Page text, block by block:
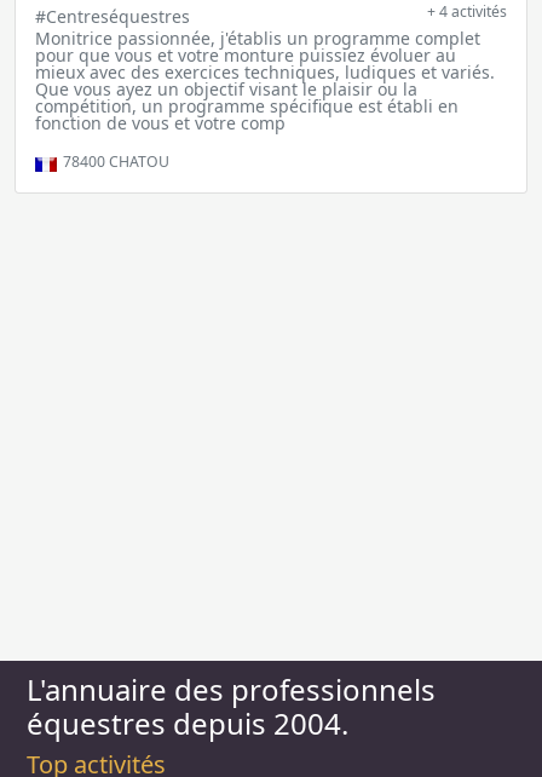
#Centreséquestres + 4 activités
Monitrice passionnée, j'établis un programme complet
pour que vous et votre monture puissiez évoluer au
mieux avec des exercices techniques, ludiques et variés.
Que vous ayez un objectif visant le plaisir ou la
compétition, un programme spécifique est établi en
fonction de vous et votre comp
78400CHATOU
L'annuaire des professionnels
équestres depuis 2004.
Top activités